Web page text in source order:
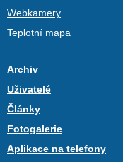
Webkamery
Teplotní mapa
Archiv
Uživatelé
Články
Fotogalerie
Aplikace na telefony